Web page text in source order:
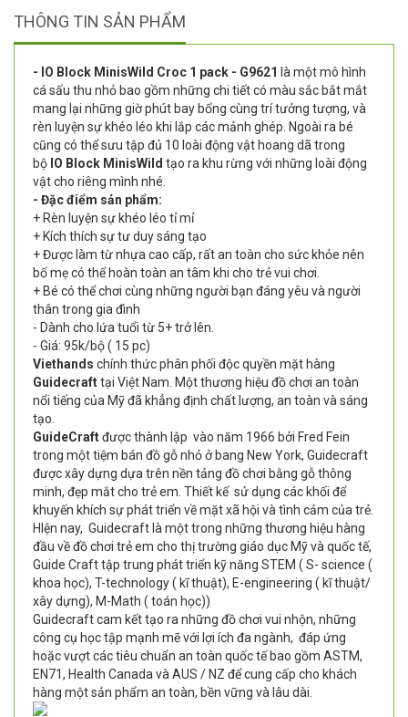
THÔNG TIN SẢN PHẨM
- IO Block MinisWild Croc 1 pack - G9621 là một mô hình
cá sấu thu nhỏ bao gồm những chi tiết có màu sắc bắt mắt
mang lại những giờ phút bay bổng cùng trí tưởng tượng, và
rèn luyện sự khéo léo khi lắp các mảnh ghép. Ngoài ra bé
cũng có thể sưu tập đủ 10 loài động vật hoang dã trong
bộ IO Block MinisWild tạo ra khu rừng với những loài động
vật cho riêng mình nhé.
- Đặc điểm sản phẩm:
+ Rèn luyện sự khéo léo tỉ mỉ
+ Kích thích sự tư duy sáng tạo
+ Được làm từ nhựa cao cấp, rất an toàn cho sức khỏe nên
bố mẹ có thể hoàn toàn an tâm khi cho trẻ vui chơi.
+ Bé có thể chơi cùng những người bạn đáng yêu và người
thân trong gia đình
- Dành cho lứa tuổi từ 5+ trở lên.
- Giá: 95k/bộ ( 15 pc)
Viethands chính thức phân phối độc quyền mặt hàng
Guidecrafttại Việt Nam. Một thương hiệu đồ chơi an toàn
nổi tiếng của Mỹ đã khẳng định chất lượng, an toàn và sáng
tạo.
GuideCraftđược thành lập vào năm 1966 bởi Fred Fein
trong một tiệm bán đồ gỗ nhỏ ở bang New York, Guidecraft
được xây dựng dựa trên nền tảng đồ chơi bằng gỗ thông
minh, đẹp mắt cho trẻ em. Thiết kế sử dụng các khối để
khuyến khích sự phát triển về mặt xã hội và tình cảm của trẻ.
HIện nay, Guidecraft là một trong những thương hiệu hàng
đầu về đồ chơi trẻ em cho thị trường giáo dục Mỹ và quốc tế,
Guide Craft tập trung phát triển kỹ năng STEM ( S- science (
khoa học), T-technology ( kĩ thuật), E-engineering ( kĩ thuật/
xây dựng), M-Math ( toán học))
Guidecraft cam kết tạo ra những đồ chơi vui nhộn, những
công cụ học tập mạnh mẽ với lợi ích đa ngành, đáp ứng
hoặc vượt các tiêu chuẩn an toàn quốc tế bao gồm ASTM,
EN71, Health Canada và AUS / NZ để cung cấp cho khách
hàng một sản phẩm an toàn, bền vững và lâu dài.